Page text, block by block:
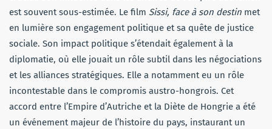
est souvent sous-estimée. Le film Sissi, face à son destin met
en lumière son engagement politique et sa quête de justice
sociale. Son impact politique s’étendait également à la
diplomatie, où elle jouait un rôle subtil dans les négociations
et les alliances stratégiques. Elle a notamment eu un rôle
incontestable dans le compromis austro-hongrois. Cet
accord entre l’Empire d’Autriche et la Diète de Hongrie a été
un événement majeur de l’histoire du pays, instaurant un